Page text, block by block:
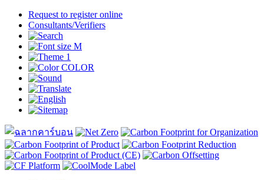
Request to register online
Consultants/Verifiers